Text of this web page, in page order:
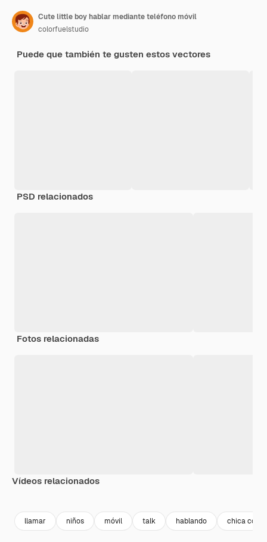
Cute little boy hablar mediante teléfono móvil
colorfuelstudio
Puede que también te gusten estos vectores
PSD relacionados
Fotos relacionadas
Vídeos relacionados
llamar niños móvil talk hablando chica con